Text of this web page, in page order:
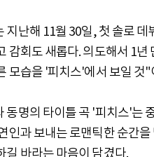
지난해 11월 30일, 첫 솔로
감회도 새롭다. 의도해서 1
모습을 '피치스'에서 보일 것
동명의 타이틀 곡 '피치스'는
인과 보내는 로맨틱한 순간